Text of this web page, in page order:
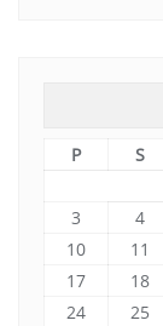
P S
3
4
10
11
17
18
24
25